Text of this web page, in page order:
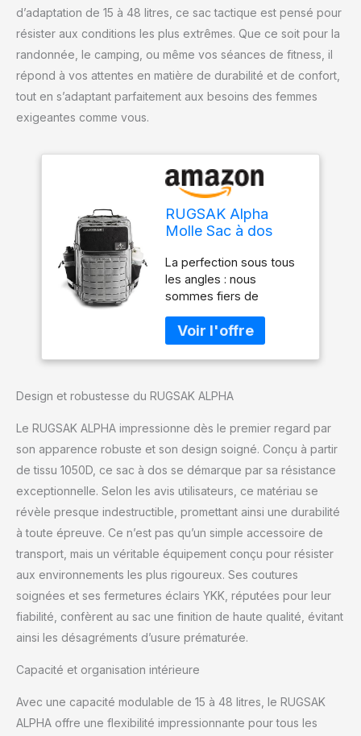
d’adaptation de 15 à 48 litres, ce sac tactique est pensé pour
résister aux conditions les plus extrêmes. Que ce soit pour la
randonnée, le camping, ou même vos séances de fitness, il
répond à vos attentes en matière de durabilité et de confort,
tout en s’adaptant parfaitement aux besoins des femmes
exigeantes comme vous.
RUGSAK Alpha
Molle Sac à dos
militaire/de voyage,
20 à 45 l, étanche et
extrêmement
robuste, pour
l'extérieur, le travail,
la randonnée, le
camping et la gym,
femme
La perfection sous tous
les angles : nous
sommes fiers de
près de 2 ans de
développement : Qualité
inégalée dans les
contribution à
les normes de qualité les
plus élevées et les
meilleurs matériaux,
devient un compagnon
durable. Cela signifie
moins de consommation
et plus d'aventure.
ergonomique : avec ses
bretelles rembourrées,
son rembourrage dorsal
à 3 zones, sa sangle de
amovible, l'ALPHA offre
Système d’organisation
optimisé :
Design et robustesse du RUGSAK ALPHA
Le RUGSAK ALPHA impressionne dès le premier regard par
son apparence robuste et son design soigné. Conçu à partir
de tissu 1050D, ce sac à dos se démarque par sa résistance
exceptionnelle. Selon les avis utilisateurs, ce matériau se
révèle presque indestructible, promettant ainsi une durabilité
à toute épreuve. Ce n’est pas qu’un simple accessoire de
transport, mais un véritable équipement conçu pour résister
aux environnements les plus rigoureux. Ses coutures
soignées et ses fermetures éclairs YKK, réputées pour leur
fiabilité, confèrent au sac une finition de haute qualité, évitant
ainsi les désagréments d’usure prématurée.
Capacité et organisation intérieure
Avec une capacité modulable de 15 à 48 litres, le RUGSAK
ALPHA offre une flexibilité impressionnante pour tous les